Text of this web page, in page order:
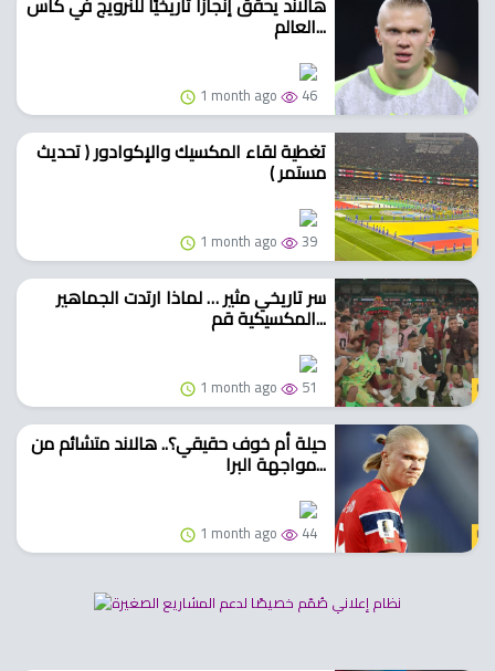
العالم...
1 month ago 46
تغطية لقاء المكسيك والإكوادور ( تحديث
مستمر )
1 month ago 39
سر تاريخي مثير … لماذا ارتدت الجماهير
المكسيكية قم...
1 month ago 51
حيلة أم خوف حقيقي؟.. هالاند متشائم من
مواجهة البرا...
1 month ago 44